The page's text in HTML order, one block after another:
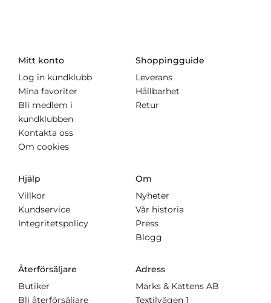
Mitt konto
Log in kundklubb
Mina favoriter
Bli medlem i
kundklubben
Kontakta oss
Om cookies
Shoppingguide
Leverans
Hållbarhet
Retur
Hjälp
Villkor
Kundservice
Integritetspolicy
Om
Nyheter
Vår historia
Press
Blogg
Återförsäljare
Butiker
Bli återförsäljare
Adress
Marks & Kattens AB
Textilvägen 1